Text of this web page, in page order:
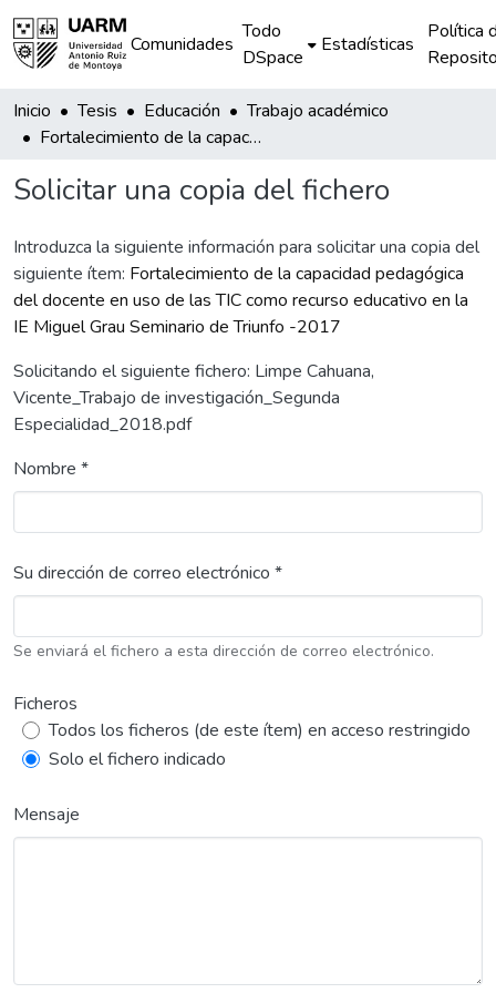
Comunidades
Todo
DSpace
Estadísticas
Política
Inicio Tesis Educación
Trabajo académico
Fortalecimiento de la capacidad pedagógica del docente en uso de las TIC como recurso educativo en la IE Miguel Grau Seminario de Triunfo -2017
Solicitar una copia del fichero
Introduzca la siguiente información para solicitar una copia del
siguiente ítem: Fortalecimiento de la capacidad pedagógica
del docente en uso de las TIC como recurso educativo en la
IE Miguel Grau Seminario de Triunfo -2017
Solicitando el siguiente fichero: Limpe Cahuana,
Vicente_Trabajo de investigación_Segunda
Especialidad_2018.pdf
Nombre *
Su dirección de correo electrónico *
Se enviará el fichero a esta dirección de correo electrónico.
Ficheros
Todos los ficheros (de este ítem) en acceso restringido
Solo el fichero indicado
Mensaje